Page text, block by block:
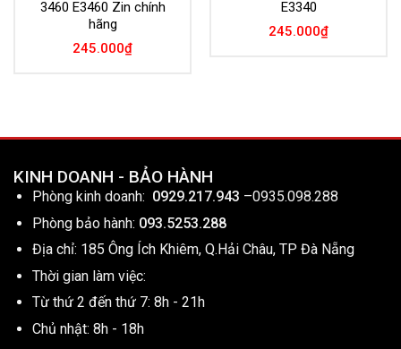
3460 E3460 Zin chính
hãng
245.000₫
E3340
245.000₫
KINH DOANH - BẢO HÀNH
Phòng kinh doanh: 0929.217.943 –0935.098.288
Phòng bảo hành: 093.5253.288
Địa chỉ: 185 Ông Ích Khiêm, Q.Hải Châu, TP Đà Nẵng
Thời gian làm việc:
Từ thứ 2 đến thứ 7: 8h - 21h
Chủ nhật: 8h - 18h